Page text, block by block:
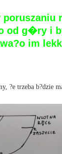
od g�ry i
im
?e trzeba b?dzie